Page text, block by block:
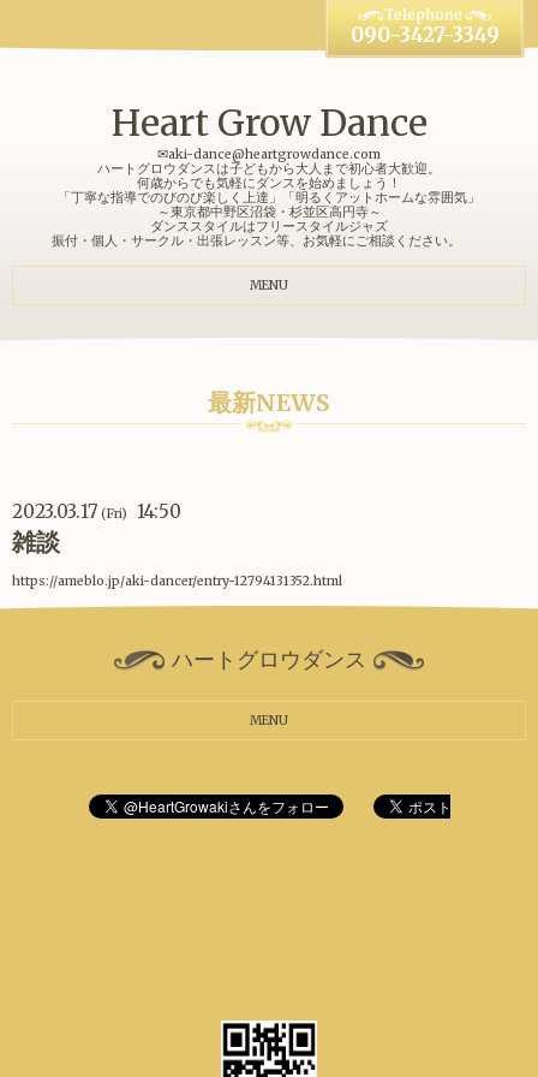
Heart Grow Dance
✉aki-dance@heartgrowdance.com
ハートグロウダンスは子どもから大人まで初心者大歓迎。
何歳からでも気軽にダンスを始めましょう！
「丁寧な指導でのびのび楽しく上達」「明るくアットホームな雰囲気」
～東京都中野区沼袋・杉並区高円寺～
ダンススタイルはフリースタイルジャズ
振付・個人・サークル・出張レッスン等、お気軽にご相談ください。
090-3427-3349
MENU
最新NEWS
2023.03.17 (Fri) 14:50
雑談
https://ameblo.jp/aki-dancer/entry-12794131352.html
ハートグロウダンス
MENU